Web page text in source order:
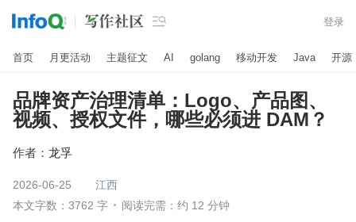
 登录
首页 月更活动 主题征文 AI golang 移动开发 Java 开源
品牌资产治理清单：Logo、产品图、
视频、授权文件，哪些必须进 DAM？
作者： 龙孚
2026-06-25
江西
本文字数：3762 字
阅读完需：约 12 分钟